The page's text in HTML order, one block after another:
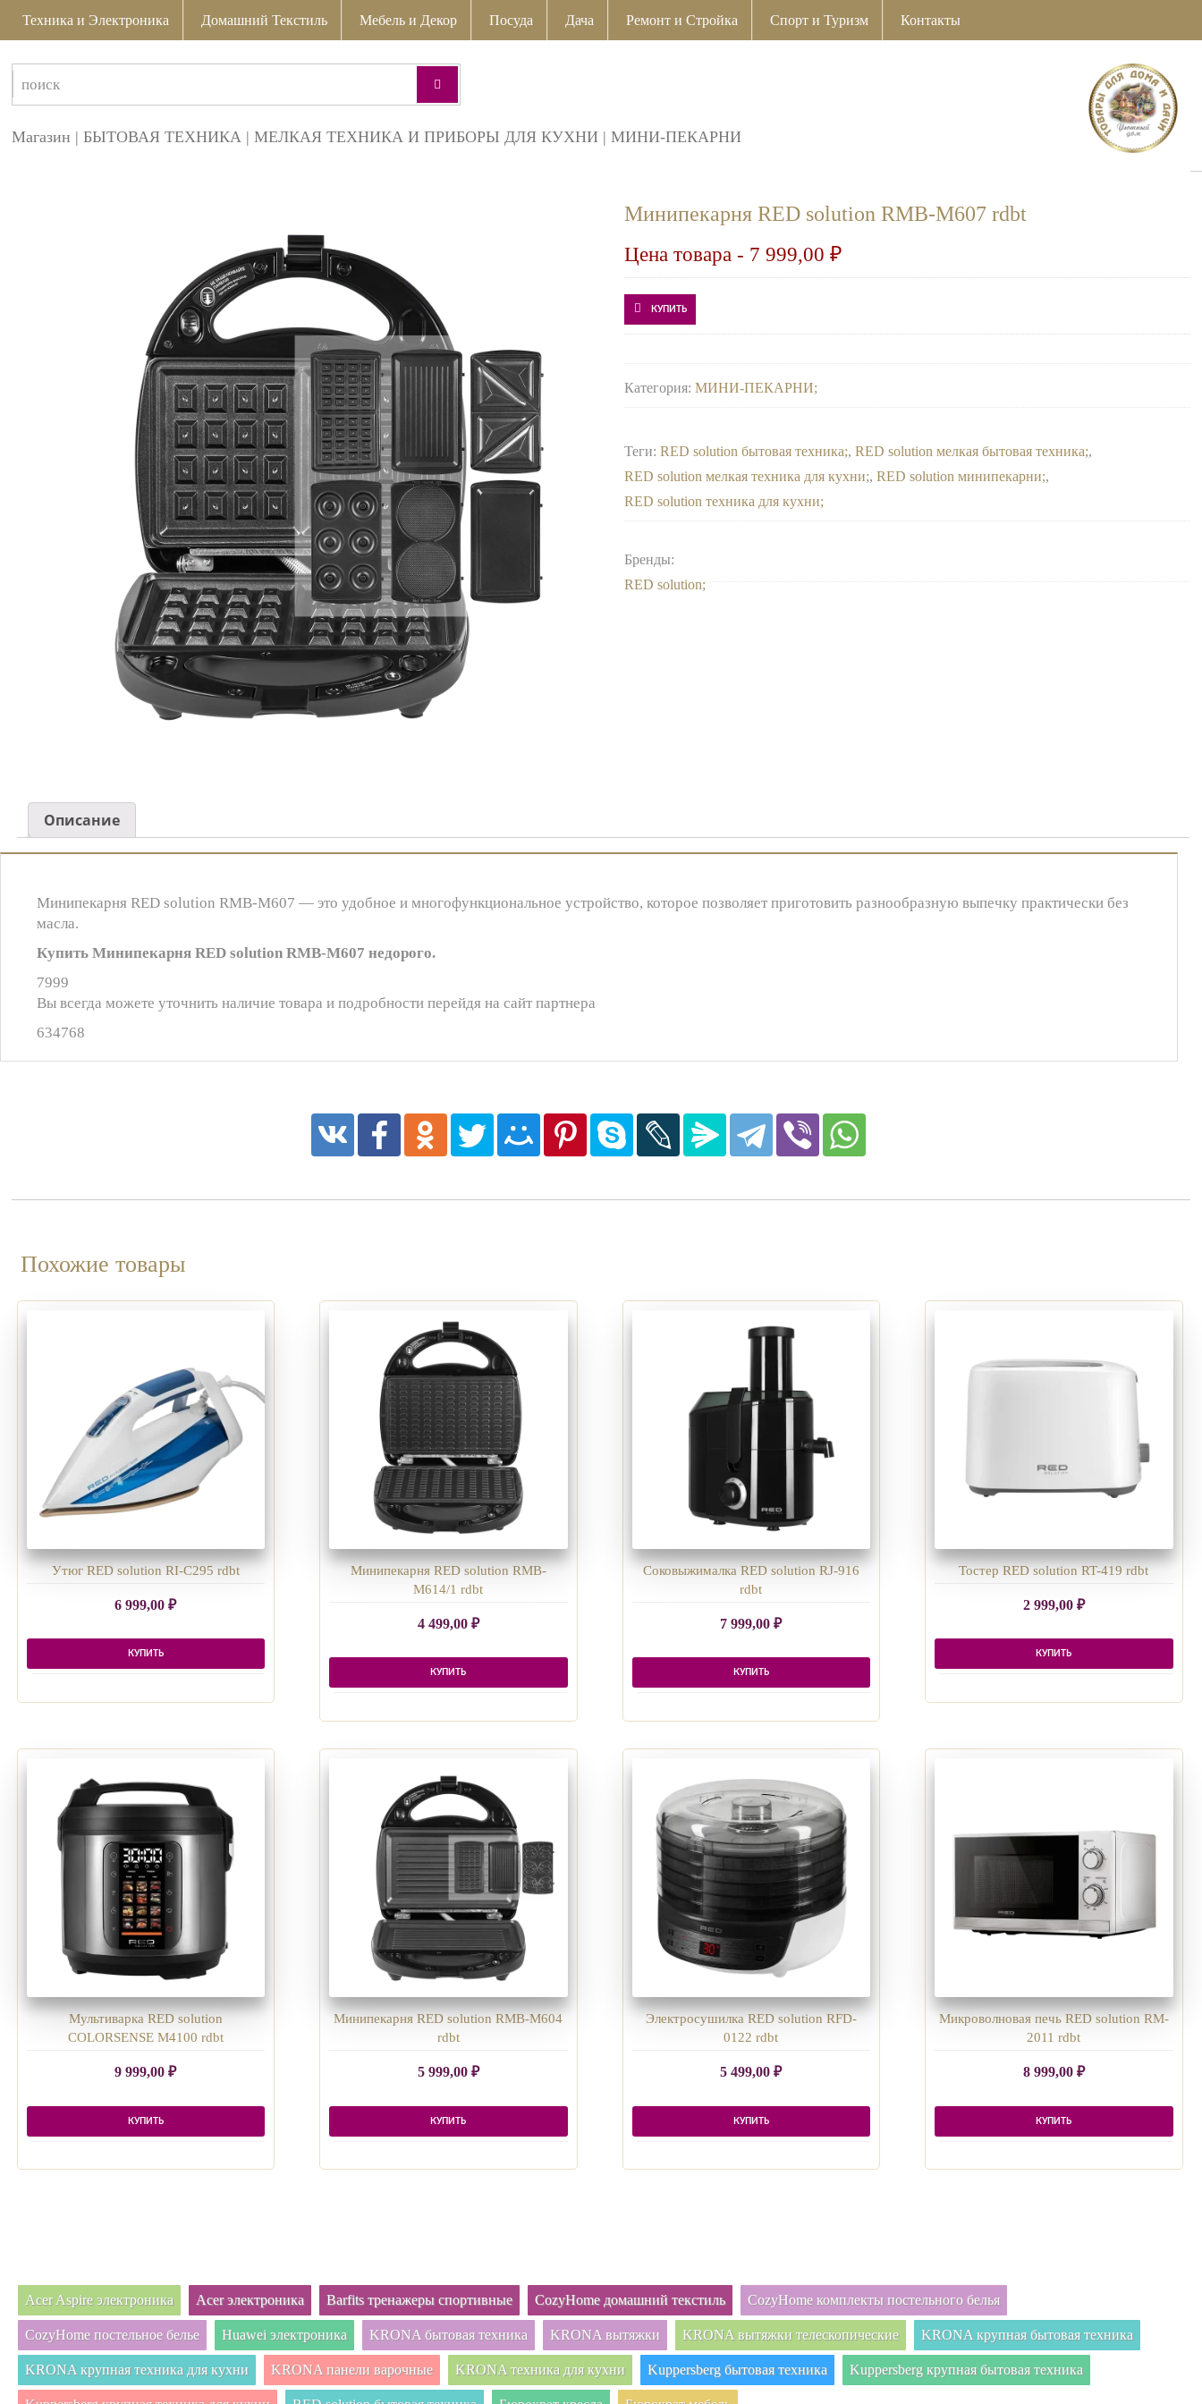
Техника и Электроника Домашний Текстиль Мебель и Декор Посуда Дача Ремонт и Стройка Спорт и Туризм Контакты
Магазин |БЫТОВАЯ ТЕХНИКА |МЕЛКАЯ ТЕХНИКА И ПРИБОРЫ ДЛЯ КУХНИ |МИНИ-ПЕКАРНИ
Минипекарня RED solution RMB-M607 rdbt
Цена товара - 7 999,00₽
КУПИТЬ
Категория:МИНИ-ПЕКАРНИ
Теги:RED solution бытовая техника ,RED solution мелкая бытовая техника ,
RED solution мелкая техника для кухни ,RED solution минипекарни ,
RED solution техника для кухни
Бренды:
RED solution
Описание
Минипекарня RED solution RMB-M607 — это удобное и многофункциональное устройство, которое позволяет приготовить разнообразную выпечку практически без
масла.
Купить Минипекарня RED solution RMB-M607 недорого.
7999
Вы всегда можете уточнить наличие товара и подробности перейдя на сайт партнера
634768
Похожие товары
Утюг RED solution RI-C295 rdbt
6 999,00₽
КУПИТЬ
Минипекарня RED solution RMB-
M614/1 rdbt
4 499,00 ₽
КУПИТЬ
Соковыжималка RED solution RJ-916
rdbt
7 999,00₽
КУПИТЬ
Тостер RED solution RT-419 rdbt
2 999,00 ₽
КУПИТЬ
Мультиварка RED solution
COLORSENSE M4100 rdbt
9 999,00₽
КУПИТЬ
Минипекарня RED solution RMB-M604
rdbt
5 999,00 ₽
КУПИТЬ
Электросушилка RED solution RFD-
0122 rdbt
5 499,00₽
КУПИТЬ
Микроволновая печь RED solution RM-
2011 rdbt
8 999,00 ₽
КУПИТЬ
Acer Aspire электроника Acer электроника Barfits тренажеры спортивные CozyHome домашний текстиль CozyHome комплекты постельного белья
CozyHome постельное белье Huawei электроника KRONA бытовая техника KRONA вытяжки KRONA вытяжки телескопические KRONA крупная бытовая техника
KRONA крупная техника для кухни KRONA панели варочные KRONA техника для кухни Kuppersberg бытовая техника Kuppersberg крупная бытовая техника